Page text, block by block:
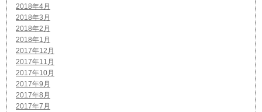
2018年4月
2018年3月
2018年2月
2018年1月
2017年12月
2017年11月
2017年10月
2017年9月
2017年8月
2017年7月